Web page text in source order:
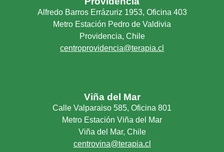
Alfredo Barros Errázuriz 1953, Oficina 403
Metro Estación Pedro de Valdivia
Providencia, Chile
centroprovidencia@terapia.cl
Viña del Mar
Calle Valparaiso 585, Oficina 801
Metro Estación Viña del Mar
Viña del Mar, Chile
centrovina@terapia.cl